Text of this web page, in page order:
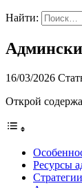
Найти:
16/03/2026
Открой
Ресурсы